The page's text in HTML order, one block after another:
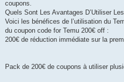
coupons.
Quels Sont Les Avantages D’Utiliser
Voici les bénéfices de l’utilisation du
du coupon code for Temu 200€ off :
200€ de réduction immédiate sur la
Pack de 200€ de coupons à utiliser